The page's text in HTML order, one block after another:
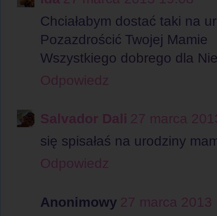
Chciałabym dostać taki na
Pozazdrościć Twojej Mamie
Wszystkiego dobrego dla
Odpowiedz
Salvador Dali 27 marca
się spisałaś na urodziny
Odpowiedz
Anonimowy 27 marca 2013